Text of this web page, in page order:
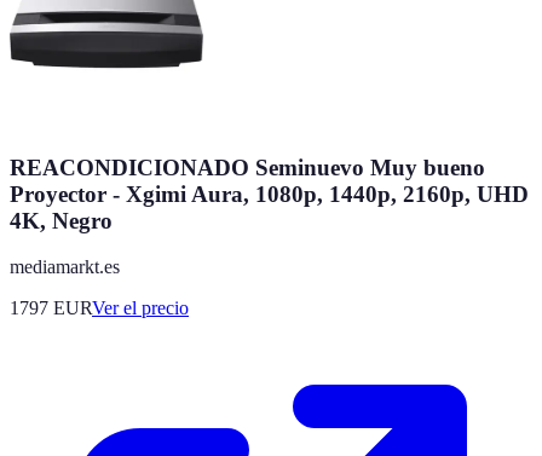
REACONDICIONADO Seminuevo Muy bueno
Proyector - Xgimi Aura, 1080p, 1440p, 2160p, UHD
4K, Negro
mediamarkt.es
1797 EURVer el precio